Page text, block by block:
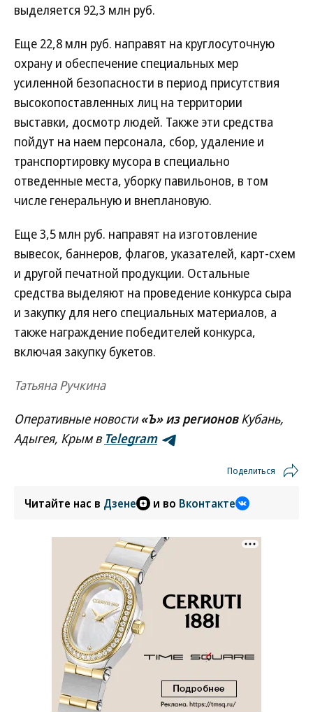
выделяется 92,3 млн руб.
Еще 22,8 млн руб. направят на круглосуточную
охрану и обеспечение специальных мер
усиленной безопасности в период присутствия
высокопоставленных лиц на территории
выставки, досмотр людей. Также эти средства
пойдут на наем персонала, сбор, удаление и
транспортировку мусора в специально
отведенные места, уборку павильонов, в том
числе генеральную и внеплановую.
Еще 3,5 млн руб. направят на изготовление
вывесок, баннеров, флагов, указателей, карт-схем
и другой печатной продукции. Остальные
средства выделяют на проведение конкурса сыра
и закупку для него специальных материалов, а
также награждение победителей конкурса,
включая закупку букетов.
Татьяна Ручкина
Оперативные новости«Ъ» из регионовКубань,
Адыгея, Крым в Telegram
Поделиться
Читайте нас в Дзене и во Вконтакте